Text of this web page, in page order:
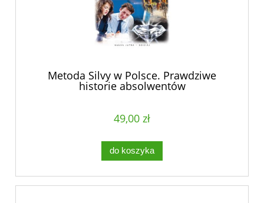
Metoda Silvy w Polsce. Prawdziwe
historie absolwentów
49,00 zł
do koszyka